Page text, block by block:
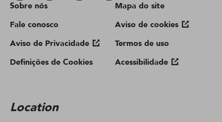
Sobre nós
Fale conosco
Aviso de Privacidade
Definições de Cookies
Mapa do site
Aviso de cookies
Termos de uso
Acessibilidade
Location